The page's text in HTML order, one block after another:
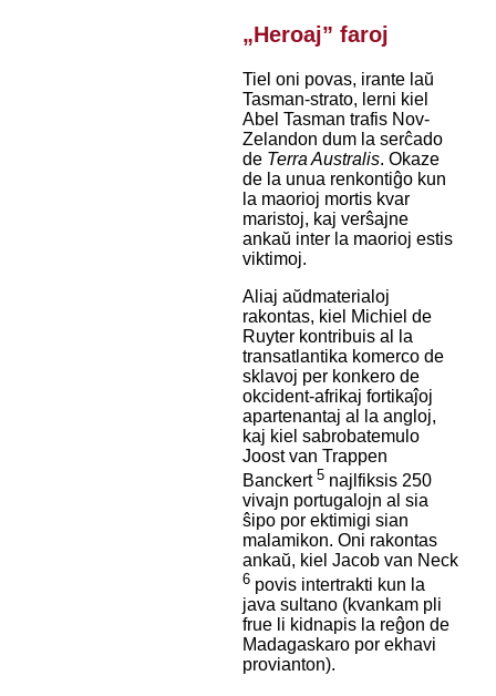
„Heroaj” faroj
Tiel oni povas, irante laŭ
Tasman-strato, lerni kiel
Abel Tasman trafis Nov-
Zelandon dum la serĉado
de Terra Australis. Okaze
de la unua renkontiĝo kun
la maorioj mortis kvar
maristoj, kaj verŝajne
ankaŭ inter la maorioj estis
viktimoj.
Aliaj aŭdmaterialoj
rakontas, kiel Michiel de
Ruyter kontribuis al la
transatlantika komerco de
sklavoj per konkero de
okcident-afrikaj fortikaĵoj
apartenantaj al la angloj,
kaj kiel sabrobatemulo
Joost van Trappen
Banckert 5najlfiksis 250
vivajn portugalojn al sia
ŝipo por ektimigi sian
malamikon. Oni rakontas
ankaŭ, kiel Jacob van Neck
6povis intertrakti kun la
java sultano (kvankam pli
frue li kidnapis la reĝon de
Madagaskaro por ekhavi
provianton).